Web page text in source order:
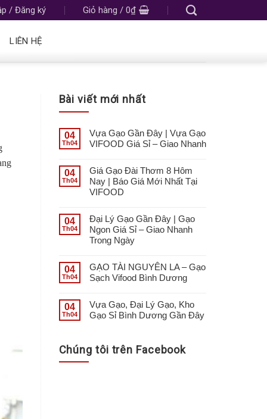
/ Đăng ký Giỏ hàng / 0₫
LIÊN HỆ
Bài viết mới nhất
04
Th04
Vựa Gạo Gần Đây | Vựa Gạo
VIFOOD Giá Sỉ – Giao Nhanh
04
Th04
Giá Gạo Đài Thơm 8 Hôm
Nay | Báo Giá Mới Nhất Tại
VIFOOD
04
Th04
Đại Lý Gạo Gần Đây | Gạo
Ngon Giá Sỉ – Giao Nhanh
Trong Ngày
04
Th04
GẠO TÀI NGUYÊN LA – Gạo
Sạch Vifood Bình Dương
04
Th04
Vựa Gạo, Đại Lý Gạo, Kho
Gạo Sỉ Bình Dương Gần Đây
Chúng tôi trên Facebook